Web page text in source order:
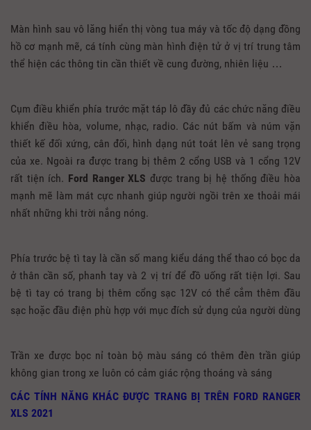
Màn hình sau vô lăng hiển thị vòng tua máy và tốc độ dạng đồng
hồ cơ mạnh mẽ, cá tính cùng màn hình điện tử ở vị trí trung tâm
thể hiện các thông tin cần thiết về cung đường, nhiên liệu …
Cụm điều khiển phía trước mặt táp lô đầy đủ các chức năng điều
khiển điều hòa, volume, nhạc, radio. Các nút bấm và núm vặn
thiết kế đối xứng, cân đối, hình dạng nút toát lên vẻ sang trọng
của xe. Ngoài ra được trang bị thêm 2 cổng USB và 1 cổng 12V
rất tiện ích. Ford Ranger XLS được trang bị hệ thống điều hòa
mạnh mẽ làm mát cực nhanh giúp người ngồi trên xe thoải mái
nhất những khi trời nắng nóng.
Phía trước bệ tì tay là cần số mang kiểu dáng thể thao có bọc da
ở thân cần số, phanh tay và 2 vị trí để đồ uống rất tiện lợi. Sau
bệ tì tay có trang bị thêm cổng sạc 12V có thể cắm thêm đầu
sạc hoặc đầu điện phù hợp với mục đích sử dụng của người dùng
Trần xe được bọc nỉ toàn bộ màu sáng có thêm đèn trần giúp
không gian trong xe luôn có cảm giác rộng thoáng và sáng
CÁC TÍNH NĂNG KHÁC ĐƯỢC TRANG BỊ TRÊN FORD RANGER
XLS 2021